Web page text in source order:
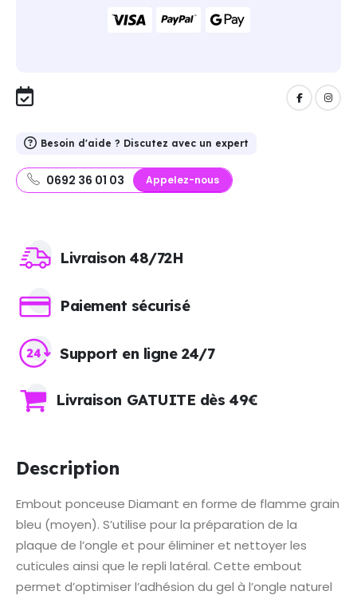
Besoin d'aide ? Discutez avec un expert
0692 36 01 03 Appelez-nous
Livraison 48/72H
Paiement sécurisé
Support en ligne 24/7
Livraison GATUITE dès 49€
Description
Embout ponceuse Diamant en forme de flamme grain
bleu (moyen). S’utilise pour la préparation de la
plaque de l’ongle et pour éliminer et nettoyer les
cuticules ainsi que le repli latéral. Cette embout
permet d’optimiser l’adhésion du gel à l’ongle naturel